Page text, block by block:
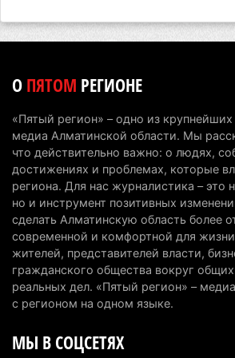
потушить пожар в Аксайском
В Алматы приостановили
строительным компаниям
4 августа 2026 г. 12:06
В команде акима Алатау новое
возглавил аппарат города
4 августа 2026 г. 11:40
Выборы в Курултай: Алматинская
количеством избирателей
ОПЯТОМ РЕГИОНЕ
«Пятый регион» – одно из
медиа Алматинской области. Мы
что действительно важно: о людях,
достижениях и проблемах, которые
региона. Для нас журналистика – это
но и инструмент позитивных
сделать Алматинскую область более
современной и комфортной для
жителей, представителей власти,
гражданского общества вокруг
реальных дел. «Пятый регион» –
с регионом на одном языке.
МЫ В СОЦСЕТЯХ